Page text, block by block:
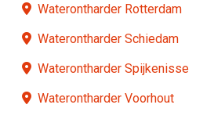
Waterontharder Rotterdam
Waterontharder Schiedam
Waterontharder Spijkenisse
Waterontharder Voorhout